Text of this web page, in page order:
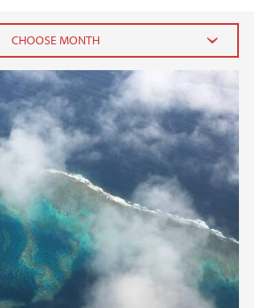
2023
March (1)
January (1)
2021
2020
2019